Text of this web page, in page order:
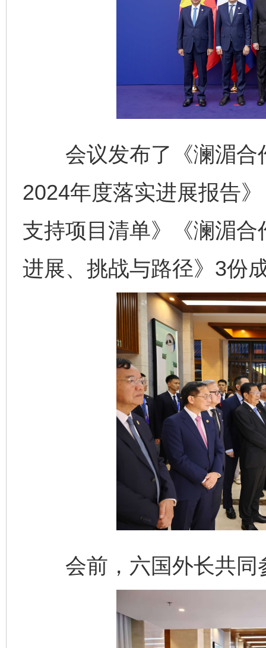
会议发布了《澜湄合
2024年度落实进展报告
支持项目清单》《澜湄
进展、挑战与路径》3份
会前，六国外长共同
完善运行机制助力责任有效落实
东山县通报“牛蛙产品抗生素超标问题” 法